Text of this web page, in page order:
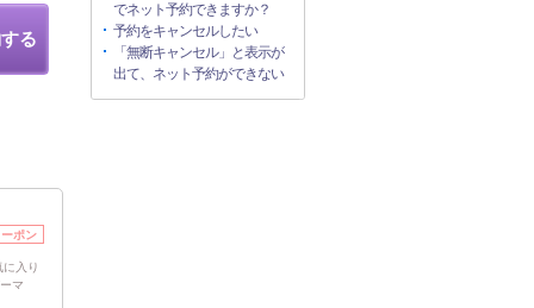
る
ポン
入り
マ
でネット予約できますか？
予約をキャンセルしたい
「無断キャンセル」と表示が
出て、ネット予約ができない